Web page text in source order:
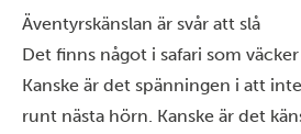
Äventyrskänslan är svår att slå
Det finns något i safari som
Kanske är det spänningen i att
runt nästa hörn. Kanske är det